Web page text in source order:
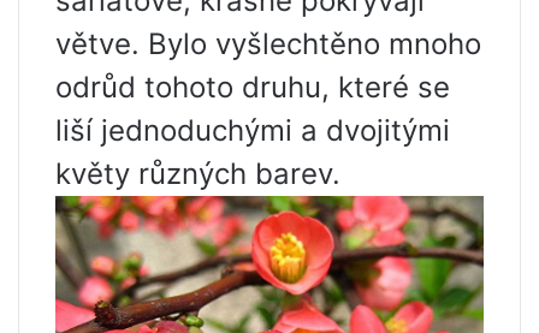
větve. Bylo vyšlechtěno mnoho
odrůd tohoto druhu, které se
liší jednoduchými a dvojitými
květy různých barev.